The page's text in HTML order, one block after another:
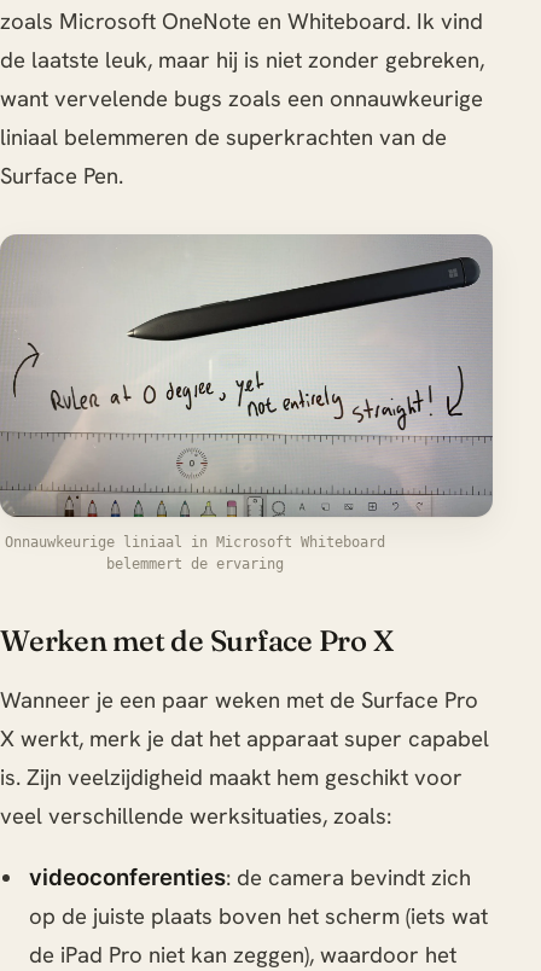
zoals Microsoft OneNote en Whiteboard. Ik vind
de laatste leuk, maar hij is niet zonder gebreken,
want vervelende bugs zoals een onnauwkeurige
liniaal belemmeren de superkrachten van de
Surface Pen.
Onnauwkeurige liniaal in Microsoft Whiteboard
belemmert de ervaring
Werken met de Surface Pro X
Wanneer je een paar weken met de Surface Pro
X werkt, merk je dat het apparaat super capabel
is. Zijn veelzijdigheid maakt hem geschikt voor
veel verschillende werksituaties, zoals:
videoconferenties: de camera bevindt zich
op de juiste plaats boven het scherm (iets wat
de iPad Pro niet kan zeggen), waardoor het